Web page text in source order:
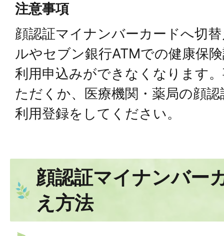
注意事項
顔認証マイナンバーカードへ切
ルやセブン銀行ATMでの健康保
利用申込みができなくなります
ただくか、医療機関・薬局の顔
利用登録をしてください。
顔認証マイナンバー
え方法